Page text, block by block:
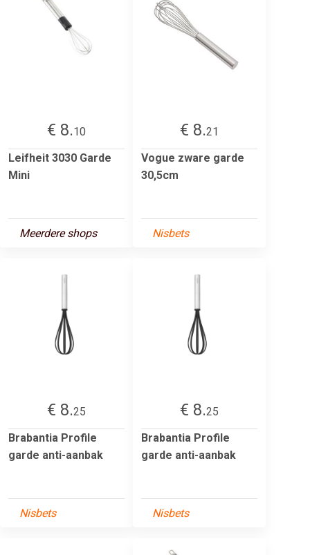
€ 8.10
Leifheit 3030 Garde
Mini
Meerdere shops
€ 8.21
Vogue zware garde
30,5cm
Nisbets
€ 8.25
Brabantia Profile
garde anti-aanbak
Nisbets
€ 8.25
Brabantia Profile
garde anti-aanbak
Nisbets